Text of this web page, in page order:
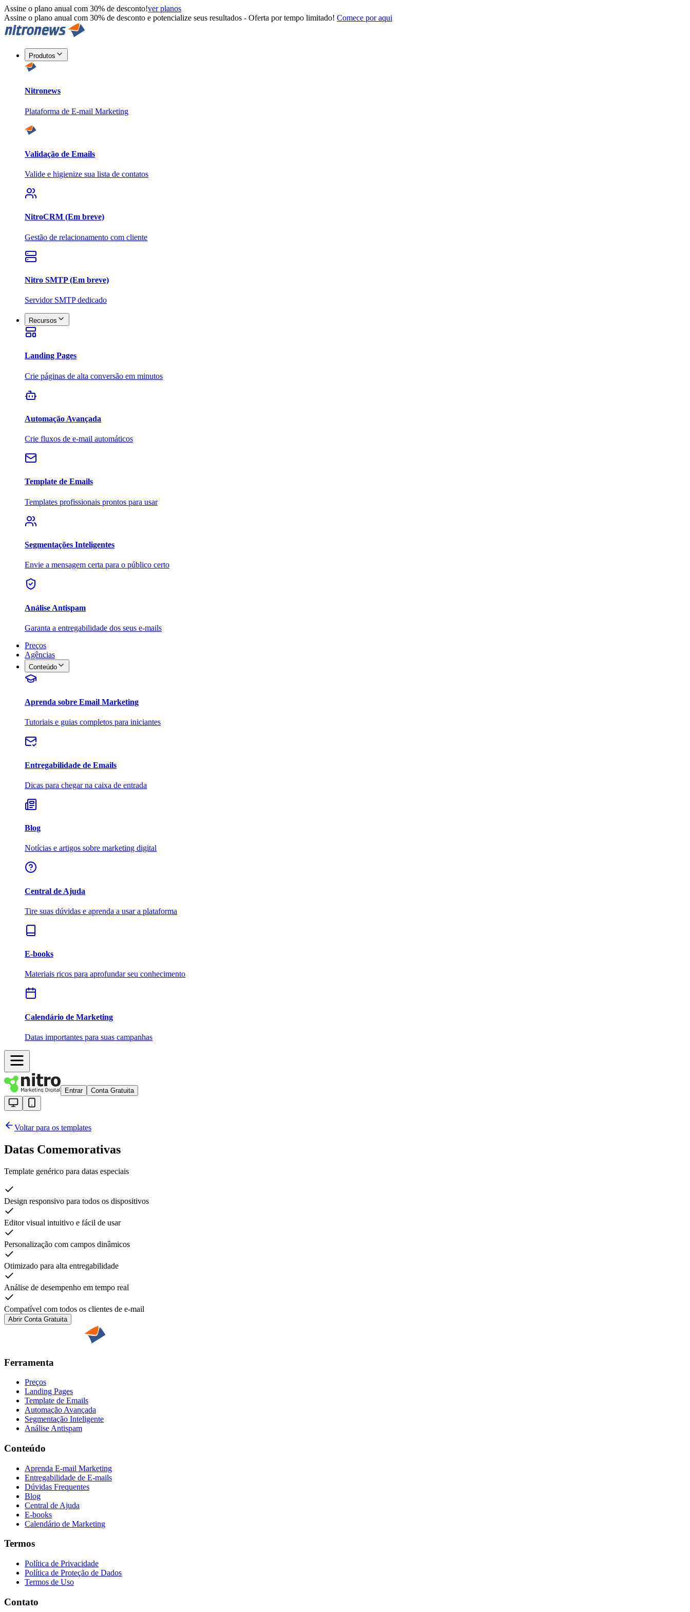
Assine o plano anual com 30% de desconto!ver planos
Assine o plano anual com 30% de desconto e potencialize seus resultados - Oferta por tempo limitado! Comece por aqui
Produtos
Nitronews
Plataforma de E-mail Marketing
Validação de Emails
Valide e higienize sua lista de contatos
NitroCRM (Em breve)
Gestão de relacionamento com cliente
Nitro SMTP (Em breve)
Servidor SMTP dedicado
Recursos
Landing Pages
Crie páginas de alta conversão em minutos
Automação Avançada
Crie fluxos de e-mail automáticos
Template de Emails
Templates profissionais prontos para usar
Segmentações Inteligentes
Envie a mensagem certa para o público certo
Análise Antispam
Garanta a entregabilidade dos seus e-mails
Preços
Agências
Conteúdo
Aprenda sobre Email Marketing
Tutoriais e guias completos para iniciantes
Entregabilidade de Emails
Dicas para chegar na caixa de entrada
Blog
Notícias e artigos sobre marketing digital
Central de Ajuda
Tire suas dúvidas e aprenda a usar a plataforma
E-books
Materiais ricos para aprofundar seu conhecimento
Calendário de Marketing
Datas importantes para suas campanhas
Entrar Conta Gratuita
Voltar para os templates
Datas Comemorativas
Template genérico para datas especiais
Design responsivo para todos os dispositivos
Editor visual intuitivo e fácil de usar
Personalização com campos dinâmicos
Otimizado para alta entregabilidade
Análise de desempenho em tempo real
Compatível com todos os clientes de e-mail
Abrir Conta Gratuita
Ferramenta
Preços
Landing Pages
Template de Emails
Automação Avançada
Segmentação Inteligente
Análise Antispam
Conteúdo
Aprenda E-mail Marketing
Entregabilidade de E-mails
Dúvidas Frequentes
Blog
Central de Ajuda
E-books
Calendário de Marketing
Termos
Política de Privacidade
Política de Proteção de Dados
Termos de Uso
Contato